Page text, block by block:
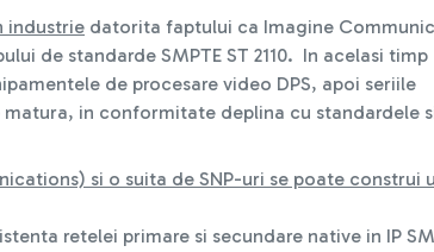
industrie datorita faptului ca Imagine
de standarde SMPTE ST 2110. In acelasi timp
de procesare video DPS, apoi seriile
matura, in conformitate deplina cu standardele
si o suita de SNP-uri se poate construi
retelei primare si secundare native in IP